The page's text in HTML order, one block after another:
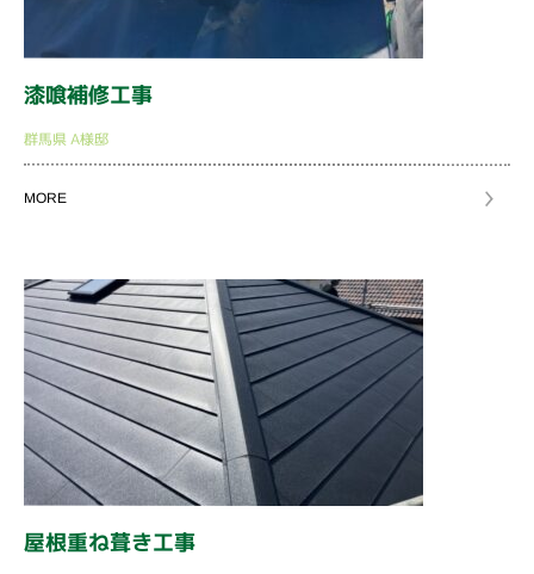
漆喰補修工事
群馬県A様邸
MORE
屋根重ね葺き工事